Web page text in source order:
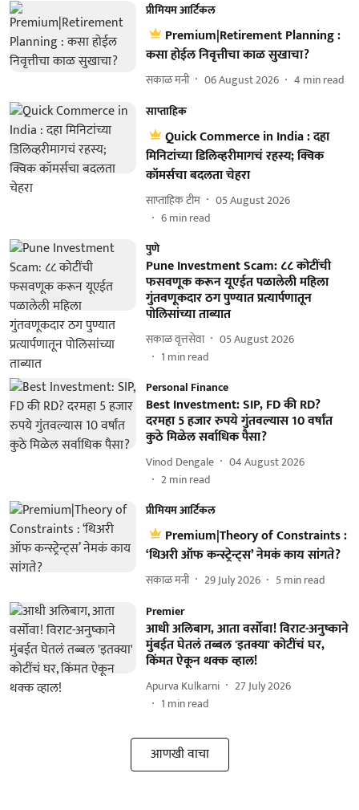
प्रीमियम आर्टिकल
Premium|Retirement Planning :
कसा होईल निवृत्तीचा काळ सुखाचा?
सकाळ मनी 06 August 2026 4 min read
साप्ताहिक
Quick Commerce in India : दहा
मिनिटांच्या डिलिव्हरीमागचं रहस्य; क्विक
कॉमर्सचा बदलता चेहरा
साप्ताहिक टीम
05 August 2026
6min read
पुणे
Pune Investment Scam: ८८ कोटींची
फसवणूक करून यूएईत पळालेली महिला
गुंतवणूकदार ठग पुण्यात प्रत्यार्पणातून
पोलिसांच्या ताब्यात
सकाळ वृत्तसेवा
05 August 2026
1 min read
Personal Finance
Best Investment: SIP, FD की RD?
दरमहा 5 हजार रुपये गुंतवल्यास 10 वर्षांत
कुठे मिळेल सर्वाधिक पैसा?
Vinod Dengale
04 August 2026
2min read
प्रीमियम आर्टिकल
Premium|Theory of Constraints :
‘थिअरी ऑफ कन्स्ट्रेन्ट्स’ नेमकं काय सांगते?
सकाळ मनी 29 July 2026 5min read
Premier
आधी अलिबाग, आता वर्सोवा! विराट-अनुष्काने
मुंबईत घेतलं तब्बल 'इतक्या' कोटींचं घर,
किंमत ऐकून थक्क व्हाल!
Apurva Kulkarni
27 July 2026
1 min read
आणखी वाचा